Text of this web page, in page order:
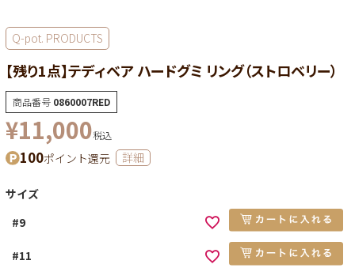
Q-pot. PRODUCTS
【残り1点】テディベア ハードグミ リング（ストロベリー）
商品番号 0860007RED
¥11,000税込
100ポイント還元 詳細
サイズ
#9
#11